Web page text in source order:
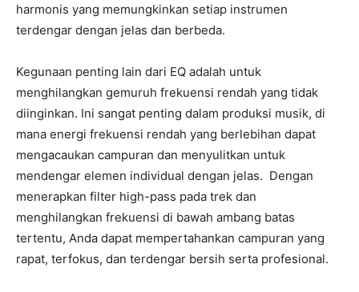
harmonis yang memungkinkan setiap instrumen
terdengar dengan jelas dan berbeda.
Kegunaan penting lain dari EQ adalah untuk
menghilangkan gemuruh frekuensi rendah yang tidak
diinginkan. Ini sangat penting dalam produksi musik, di
mana energi frekuensi rendah yang berlebihan dapat
mengacaukan campuran dan menyulitkan untuk
mendengar elemen individual dengan jelas. Dengan
menerapkan filter high-pass pada trek dan
menghilangkan frekuensi di bawah ambang batas
tertentu, Anda dapat mempertahankan campuran yang
rapat, terfokus, dan terdengar bersih serta profesional.